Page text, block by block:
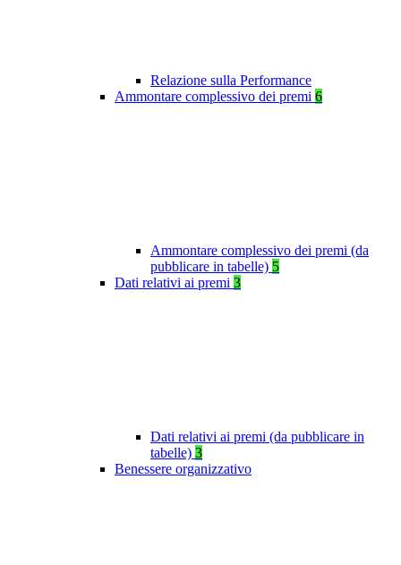
Relazione sulla Performance
Ammontare complessivo dei premi 6
Ammontare complessivo dei premi (da
pubblicare in tabelle) 5
Dati relativi ai premi 3
Dati relativi ai premi (da pubblicare in
tabelle) 3
Benessere organizzativo